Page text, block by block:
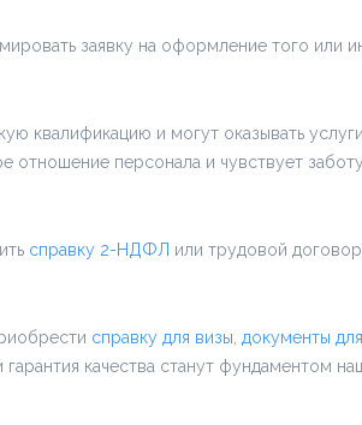
заявку на оформление того или
квалификацию и могут оказывать услуги
отношение персонала и чувствует
справку 2-НДФЛ или трудовой
справку для визы документы
качества станут фундаментом